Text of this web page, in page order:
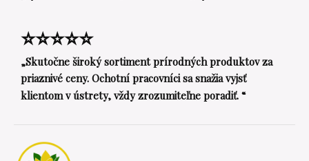
⭐⭐⭐⭐⭐
„Skutočne široký sortiment prírodných produktov za
priaznivé ceny. Ochotní pracovníci sa snažia vyjsť
klientom v ústrety, vždy zrozumiteľne poradiť. “